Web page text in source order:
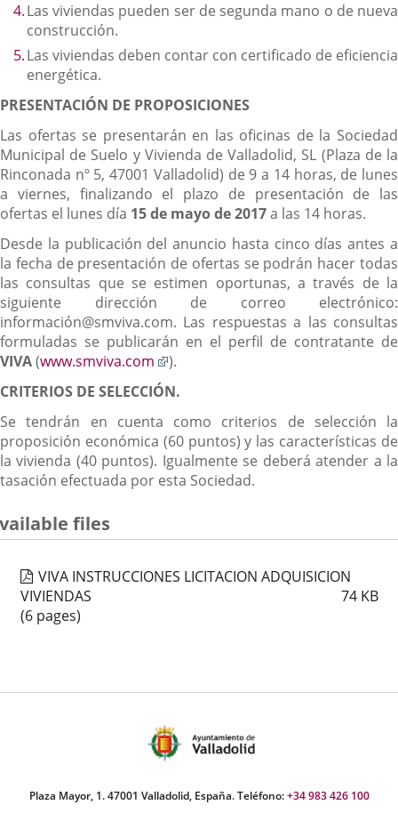
Las viviendas pueden ser de segunda mano o de nueva
construcción.
Las viviendas deben contar con certificado de eficiencia
energética.
PRESENTACIÓN DE PROPOSICIONES
Las ofertas se presentarán en las oficinas de la Sociedad
Municipal de Suelo y Vivienda de Valladolid, SL (Plaza de la
Rinconada nº 5, 47001 Valladolid) de 9 a 14 horas, de lunes
a viernes, finalizando el plazo de presentación de las
ofertas el lunes día 15 de mayo de 2017a las 14 horas.
Desde la publicación del anuncio hasta cinco días antes a
la fecha de presentación de ofertas se podrán hacer todas
las consultas que se estimen oportunas, a través de la
siguiente dirección de correo electrónico:
información@smviva.com. Las respuestas a las consultas
formuladas se publicarán en el perfil de contratante de
VIVA(www.smviva.com
Enlace
una
aplicación
externa.
).
CRITERIOS DE SELECCIÓN.
Se tendrán en cuenta como criterios de selección la
proposición económica (60 puntos) y las características de
la vivienda (40 puntos). Igualmente se deberá atender a la
tasación efectuada por esta Sociedad.
files
VIVA INSTRUCCIONES LICITACION ADQUISICION
VIVIENDAS
74 KB
(6 pages)
Plaza Mayor, 1. 47001 Valladolid, España. Teléfono:+34 983 426 100